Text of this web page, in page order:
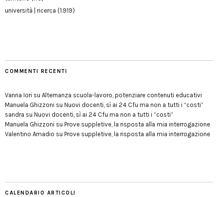
università | ricerca (1.919)
COMMENTI RECENTI
Vanna Iori su Alternanza scuola-lavoro, potenziare contenuti educativi
Manuela Ghizzoni su Nuovi docenti, sì ai 24 Cfu ma non a tutti i “costi”
sandra su Nuovi docenti, sì ai 24 Cfu ma non a tutti i “costi”
Manuela Ghizzoni su Prove suppletive, la risposta alla mia interrogazione
Valentino Amadio su Prove suppletive, la risposta alla mia interrogazione
CALENDARIO ARTICOLI